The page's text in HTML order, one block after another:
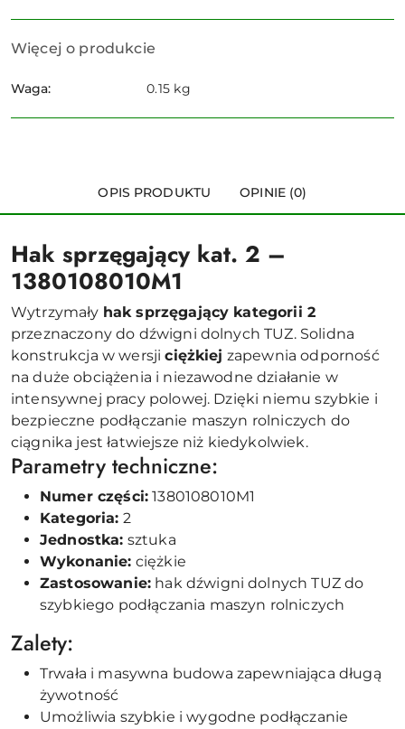
Więcej o produkcie
Waga: 0.15 kg
OPIS PRODUKTU OPINIE (0)
Hak sprzęgający kat. 2 –
1380108010M1
Wytrzymały hak sprzęgający kategorii 2
przeznaczony do dźwigni dolnych TUZ. Solidna
konstrukcja w wersjiciężkiej zapewnia odporność
na duże obciążenia i niezawodne działanie w
intensywnej pracy polowej. Dzięki niemu szybkie i
bezpieczne podłączanie maszyn rolniczych do
ciągnika jest łatwiejsze niż kiedykolwiek.
Parametry techniczne:
Numer części: 1380108010M1
Kategoria: 2
Jednostka: sztuka
Wykonanie: ciężkie
Zastosowanie: hak dźwigni dolnych TUZ do
szybkiego podłączania maszyn rolniczych
Zalety:
Trwała i masywna budowa zapewniająca długą
żywotność
Umożliwia szybkie i wygodne podłączanie